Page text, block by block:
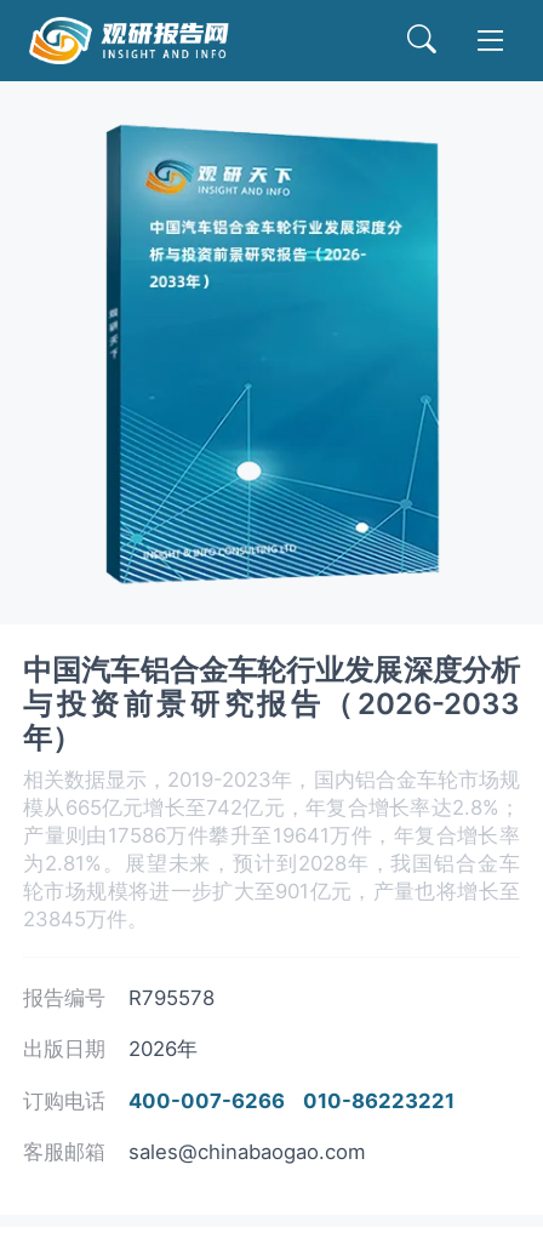
中国汽车铝合金车轮行业发展深度分析
与投资前景研究报告（2026-2033
年）
相关数据显示，2019-2023年，国内铝合金车轮市场规
模从665亿元增长至742亿元，年复合增长率达2.8%；
产量则由17586万件攀升至19641万件，年复合增长率
为2.81%。展望未来，预计到2028年，我国铝合金车
轮市场规模将进一步扩大至901亿元，产量也将增长至
23845万件。
报告编号 R795578
出版日期 2026年
订购电话 400-007-6266 010-86223221
客服邮箱 sales@chinabaogao.com